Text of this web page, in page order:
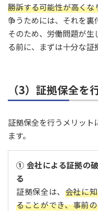
勝訴する可能性が高くな
争うためには、それを裏
そのため、労働問題が
る前に、まずは十分な証
（3）証拠保全を
証拠保全を行うメリッ
ます。
① 会社による証拠の
る
証拠保全は、 会社に
ることができ、事前